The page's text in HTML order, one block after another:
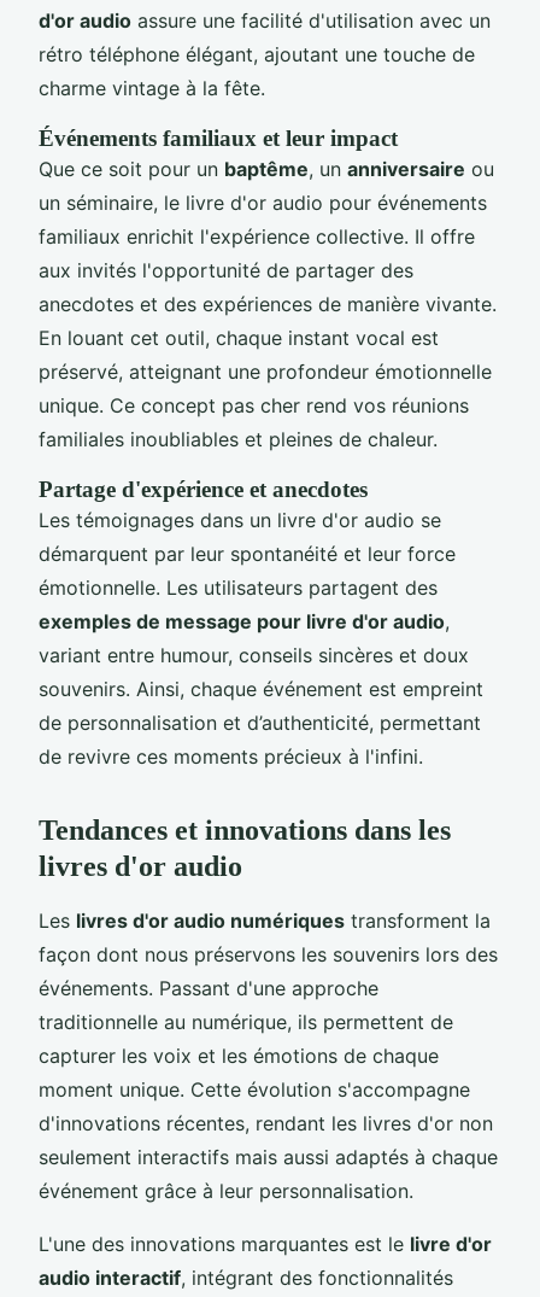
d'or audio assure une facilité d'utilisation avec un
rétro téléphone élégant, ajoutant une touche de
charme vintage à la fête.
Événements familiaux et leur impact
Que ce soit pour un baptême, un anniversaire ou
un séminaire, le livre d'or audio pour événements
familiaux enrichit l'expérience collective. Il offre
aux invités l'opportunité de partager des
anecdotes et des expériences de manière vivante.
En louant cet outil, chaque instant vocal est
préservé, atteignant une profondeur émotionnelle
unique. Ce concept pas cher rend vos réunions
familiales inoubliables et pleines de chaleur.
Partage d'expérience et anecdotes
Les témoignages dans un livre d'or audio se
démarquent par leur spontanéité et leur force
émotionnelle. Les utilisateurs partagent des
exemples de message pour livre d'or audio,
variant entre humour, conseils sincères et doux
souvenirs. Ainsi, chaque événement est empreint
de personnalisation et d’authenticité, permettant
de revivre ces moments précieux à l'infini.
Tendances et innovations dans les
livres d'or audio
Les livres d'or audio numériques transforment la
façon dont nous préservons les souvenirs lors des
événements. Passant d'une approche
traditionnelle au numérique, ils permettent de
capturer les voix et les émotions de chaque
moment unique. Cette évolution s'accompagne
d'innovations récentes, rendant les livres d'or non
seulement interactifs mais aussi adaptés à chaque
événement grâce à leur personnalisation.
L'une des innovations marquantes est le livre d'or
audio interactif, intégrant des fonctionnalités